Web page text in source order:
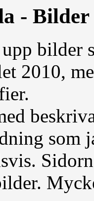
-
bilder
2010,
som